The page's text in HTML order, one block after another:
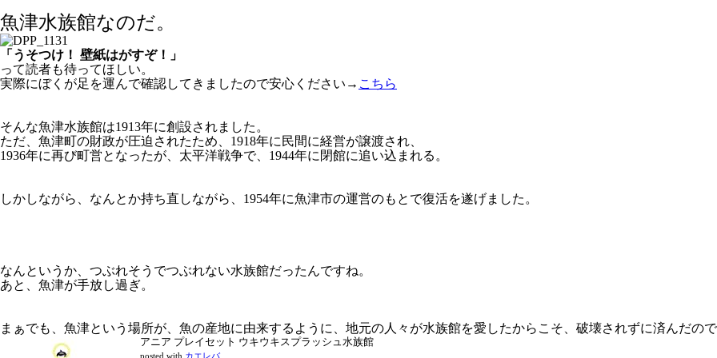
魚津水族館なのだ。
「うそつけ！ 壁紙はがすぞ！」
って読者も待ってほしい。
実際にぼくが足を運んで確認してきましたので安心ください→ こちら
そんな魚津水族館は1913年に創設されました。
ただ、魚津町の財政が圧迫されたため、1918年に民間に経営が譲渡され、
1936年に再び町営となったが、太平洋戦争で、1944年に閉館に追い込まれる。
しかしながら、なんとか持ち直しながら、1954年に魚津市の運営のもとで復活を遂げました。
なんというか、つぶれそうでつぶれない水族館だったんですね。
あと、魚津が手放し過ぎ。
まぁでも、魚津という場所が、魚の産地に由来するように、地元の人々が水族館を愛したからこそ、破壊されずに済んだの
アニア プレイセット ウキウキスプラッシュ水族館
posted with カエレバ